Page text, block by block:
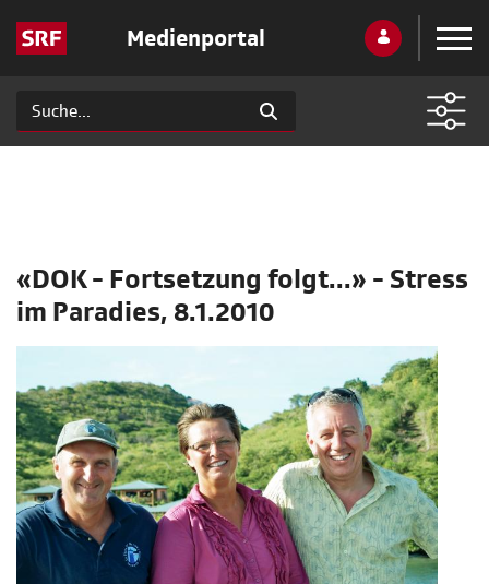
Medienportal
«DOK - Fortsetzung folgt...» - Stress
im Paradies, 8.1.2010